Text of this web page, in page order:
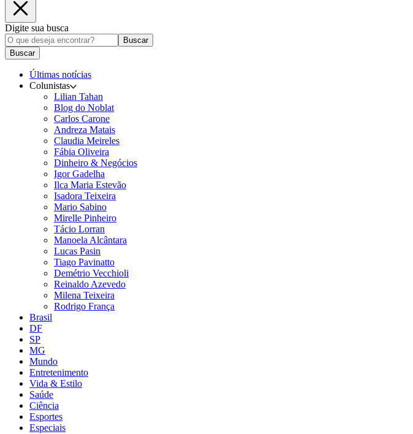
Digite sua busca
Buscar
Buscar
Últimas notícias
Colunistas
Lilian Tahan
Blog do Noblat
Carlos Carone
Andreza Matais
Claudia Meireles
Fábia Oliveira
Dinheiro & Negócios
Igor Gadelha
Ilca Maria Estevão
Isadora Teixeira
Mario Sabino
Mirelle Pinheiro
Tácio Lorran
Manoela Alcântara
Lucas Pasin
Tiago Pavinatto
Demétrio Vecchioli
Reinaldo Azevedo
Milena Teixeira
Rodrigo França
Brasil
DF
SP
MG
Mundo
Entretenimento
Vida & Estilo
Saúde
Ciência
Esportes
Especiais